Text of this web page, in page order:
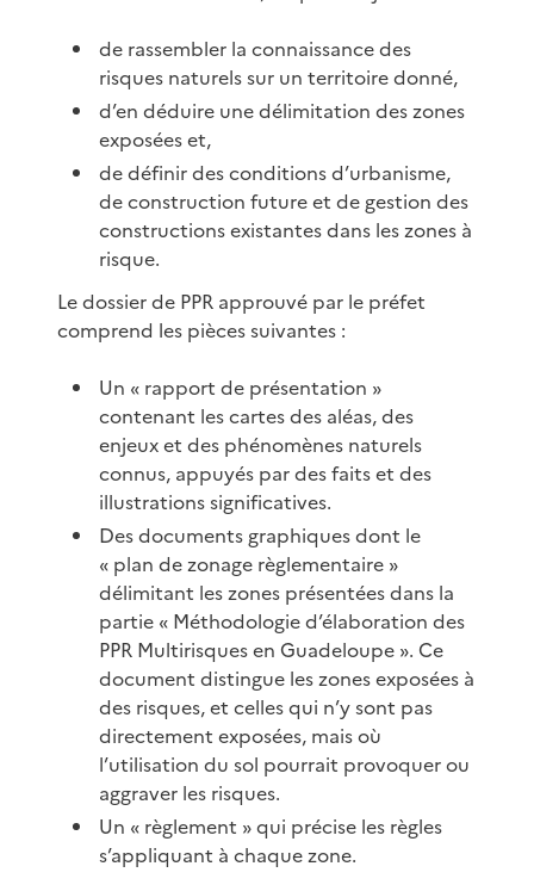
de rassembler la connaissance des
risques naturels sur un territoire donné,
d’en déduire une délimitation des zones
exposées et,
de définir des conditions d’urbanisme,
de construction future et de gestion des
constructions existantes dans les zones à
risque.
Le dossier de PPR approuvé par le préfet
comprend les pièces suivantes :
Un « rapport de présentation »
contenant les cartes des aléas, des
enjeux et des phénomènes naturels
connus, appuyés par des faits et des
illustrations significatives.
Des documents graphiques dont le
« plan de zonage règlementaire »
délimitant les zones présentées dans la
partie « Méthodologie d’élaboration des
PPR Multirisques en Guadeloupe ». Ce
document distingue les zones exposées à
des risques, et celles qui n’y sont pas
directement exposées, mais où
l’utilisation du sol pourrait provoquer ou
aggraver les risques.
Un « règlement » qui précise les règles
s’appliquant à chaque zone.